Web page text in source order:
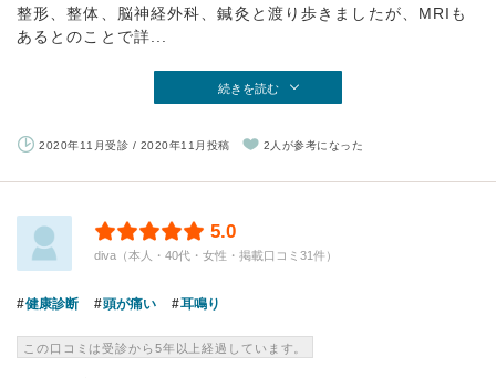
整形、整体、脳神経外科、鍼灸と渡り歩きましたが、MRIも
あるとのことで詳...
続きを読む
2020年11月受診 / 2020年11月投稿 2人が参考になった
5.0
diva（本人・40代・女性・掲載口コミ31件）
健康診断 頭が痛い 耳鳴り
この口コミは受診から5年以上経過しています。